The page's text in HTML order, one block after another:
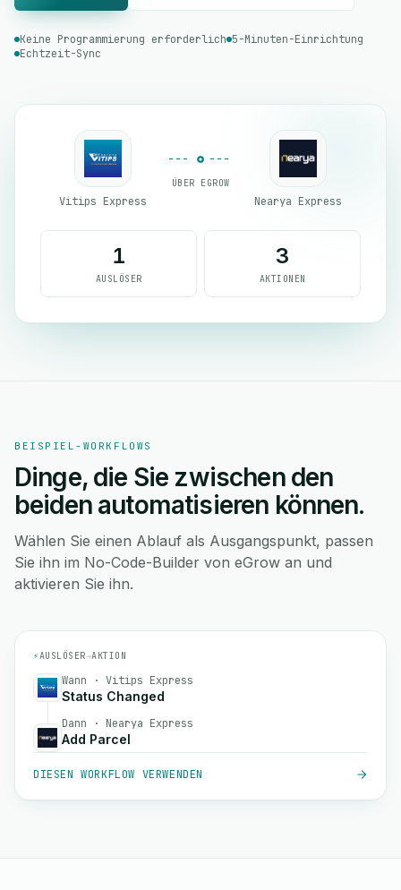
Keine Programmierung erforderlich 5-Minuten-Einrichtung
Echtzeit-Sync
Vitips Express
ÜBER EGROW
Nearya Express
1
AUSLÖSER
3
AKTIONEN
BEISPIEL-WORKFLOWS
Dinge, die Sie zwischen den
beiden automatisieren können.
Wählen Sie einen Ablauf als Ausgangspunkt, passen
Sie ihn im No-Code-Builder von eGrow an und
aktivieren Sie ihn.
⚡AUSLÖSER→AKTION
Wann · Vitips Express
Status Changed
Dann · Nearya Express
Add Parcel
DIESEN WORKFLOW VERWENDEN